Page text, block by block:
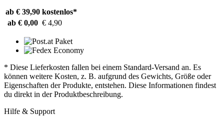
ab € 39,90 kostenlos*
ab € 0,00 € 4,90
* Diese Lieferkosten fallen bei einem Standard-Versand an. Es
können weitere Kosten, z. B. aufgrund des Gewichts, Größe oder
Eigenschaften der Produkte, entstehen. Diese Informationen findest
du direkt in der Produktbeschreibung.
Hilfe & Support